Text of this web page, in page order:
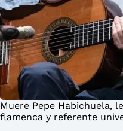
Muere Pepe Habichuela,
flamenca y referente